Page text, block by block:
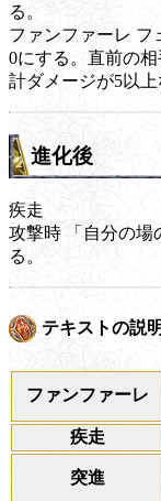
る。
ファンファーレ フ
0にする。直前の
計ダメージが5以上
進化後
疾走
攻撃時 「自分の場
る。
テキストの説明
ファンファーレ
疾走
突進